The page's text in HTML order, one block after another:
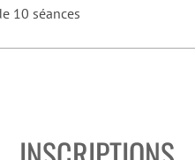
10 séances